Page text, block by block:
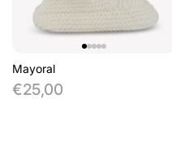
Mayoral
€25,00